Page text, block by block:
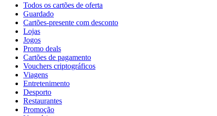
Todos os cartões de oferta
Guardado
Cartões-presente com desconto
Lojas
Jogos
Promo deals
Cartões de pagamento
Vouchers criptográficos
Viagens
Entretenimento
Desporto
Restaurantes
Promoção